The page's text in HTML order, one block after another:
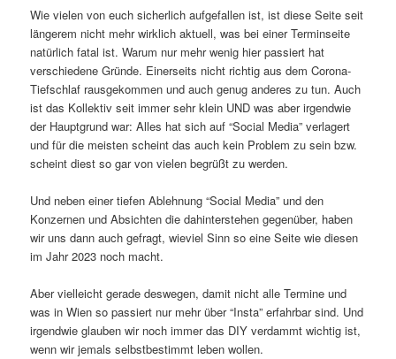
Wie vielen von euch sicherlich aufgefallen ist, ist diese Seite seit
längerem nicht mehr wirklich aktuell, was bei einer Terminseite
natürlich fatal ist. Warum nur mehr wenig hier passiert hat
verschiedene Gründe. Einerseits nicht richtig aus dem Corona-
Tiefschlaf rausgekommen und auch genug anderes zu tun. Auch
ist das Kollektiv seit immer sehr klein UND was aber irgendwie
der Hauptgrund war: Alles hat sich auf “Social Media” verlagert
und für die meisten scheint das auch kein Problem zu sein bzw.
scheint diest so gar von vielen begrüßt zu werden.
Und neben einer tiefen Ablehnung “Social Media” und den
Konzernen und Absichten die dahinterstehen gegenüber, haben
wir uns dann auch gefragt, wieviel Sinn so eine Seite wie diesen
im Jahr 2023 noch macht.
Aber vielleicht gerade deswegen, damit nicht alle Termine und
was in Wien so passiert nur mehr über “Insta” erfahrbar sind. Und
irgendwie glauben wir noch immer das DIY verdammt wichtig ist,
wenn wir jemals selbstbestimmt leben wollen.